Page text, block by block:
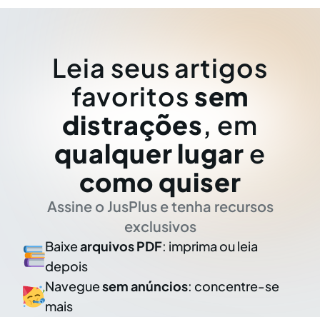
Leia seus artigos
favoritos sem
distrações, em
qualquer lugar e
como quiser
Assine o JusPlus e tenha recursos
exclusivos
Baixearquivos PDF: imprima ou leia
depois
Naveguesem anúncios: concentre-se
mais